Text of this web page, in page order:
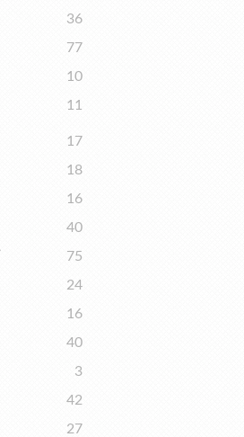
36
77
10
11
17
18
16
40
75
24
16
40
3
42
27